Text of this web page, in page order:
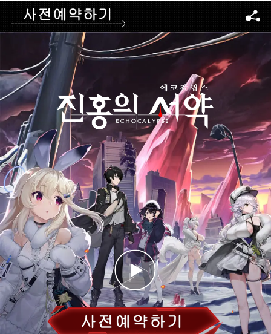
FollowFOLLOW